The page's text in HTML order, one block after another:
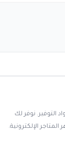
التوفير. نوفر لك
الإلكترونية.